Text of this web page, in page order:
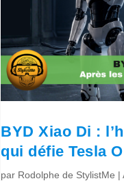
BYD Xiao Di :
qui défie Tesla
par Rodolphe de StylistMe |